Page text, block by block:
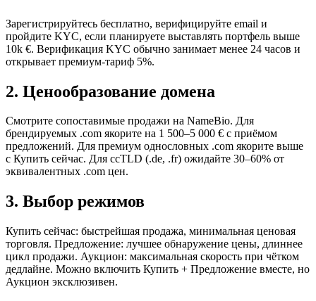
Зарегистрируйтесь бесплатно, верифицируйте email и
пройдите KYC, если планируете выставлять портфель выше
10k €. Верификация KYC обычно занимает менее 24 часов и
открывает премиум-тариф 5%.
2. Ценообразование домена
Смотрите сопоставимые продажи на NameBio. Для
брендируемых .com якорите на 1 500–5 000 € с приёмом
предложений. Для премиум однословных .com якорите выше
с Купить сейчас. Для ccTLD (.de, .fr) ожидайте 30–60% от
эквивалентных .com цен.
3. Выбор режимов
Купить сейчас: быстрейшая продажа, минимальная ценовая
торговля. Предложение: лучшее обнаружение цены, длиннее
цикл продажи. Аукцион: максимальная скорость при чётком
дедлайне. Можно включить Купить + Предложение вместе, но
Аукцион эксклюзивен.